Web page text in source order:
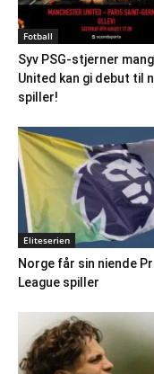
Fotball
Syv PSG-stjerner
United kan gi debut til
spiller!
Eliteserien
Norge får sin niende
League spiller